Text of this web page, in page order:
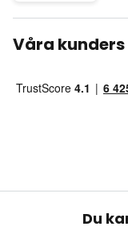
Våra kunders
Du